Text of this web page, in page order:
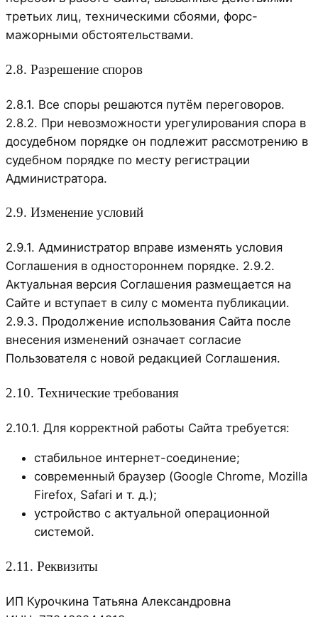
третьих лиц, техническими сбоями, форс-
мажорными обстоятельствами.
2.8. Разрешение споров
2.8.1. Все споры решаются путём переговоров.
2.8.2. При невозможности урегулирования спора в
досудебном порядке он подлежит рассмотрению в
судебном порядке по месту регистрации
Администратора.
2.9. Изменение условий
2.9.1. Администратор вправе изменять условия
Соглашения в одностороннем порядке. 2.9.2.
Актуальная версия Соглашения размещается на
Сайте и вступает в силу с момента публикации.
2.9.3. Продолжение использования Сайта после
внесения изменений означает согласие
Пользователя с новой редакцией Соглашения.
2.10. Технические требования
2.10.1. Для корректной работы Сайта требуется:
стабильное интернет-соединение;
современный браузер (Google Chrome, Mozilla
Firefox, Safari и т. д.);
устройство с актуальной операционной
системой.
2.11. Реквизиты
ИП Курочкина Татьяна Александровна